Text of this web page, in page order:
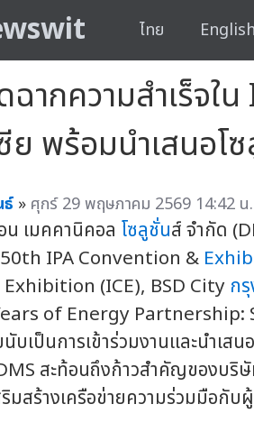
ไทย English
ฉากความสำเร็จใ
ย พร้อมนำเสนอ
ธ์ » ศุกร์ 29 พฤษภาคม 2569 14:42 น.
เมคคานิคอล โซลูชั่นส์ จำกัด
IPA Convention &
(ICE), BSD City ก
of Energy
เป็นการเข้าร่วมงานและนำเสน
สะท้อนถึงก้าวสำคัญของบริ
ริมสร้างเครือข่ายความร่วมมือกั